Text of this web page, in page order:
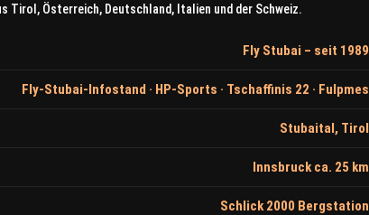
Tirol, Österreich, Deutschland, Italien und der Schweiz.
Fly Stubai – seit 1989
Fly-Stubai-Infostand · HP-Sports · Tschaffinis 22 · Fulpmes
Stubaital, Tirol
Innsbruck ca. 25 km
Schlick 2000 Bergstation